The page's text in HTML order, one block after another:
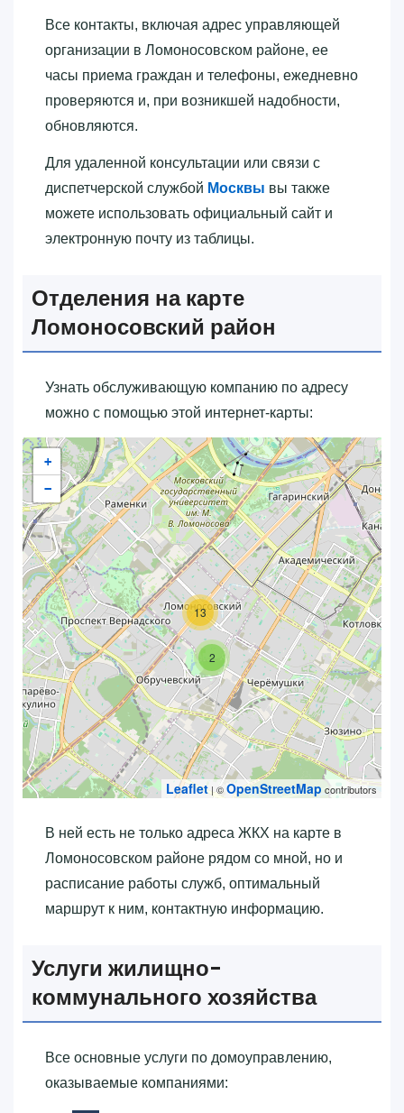
Все контакты, включая адрес управляющей
организации в Ломоносовском районе, ее
часы приема граждан и телефоны, ежедневно
проверяются и, при возникшей надобности,
обновляются.
Для удаленной консультации или связи с
диспетчерской службой Москвы вы также
можете использовать официальный сайт и
электронную почту из таблицы.
Отделения на карте
Ломоносовский район
Узнать обслуживающую компанию по адресу
можно с помощью этой интернет-карты:
2
13
+
−
Leaflet| ©OpenStreetMap contributors
В ней есть не только адреса ЖКХ на карте в
Ломоносовском районе рядом со мной, но и
расписание работы служб, оптимальный
маршрут к ним, контактную информацию.
Услуги жилищно-
коммунального хозяйства
Все основные услуги по домоуправлению,
оказываемые компаниями: